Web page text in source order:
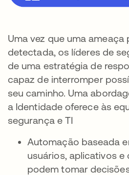
Uma vez que uma ameaça
detectada, os líderes de
de uma estratégia de
capaz de interromper
seu caminho. Uma
a Identidade oferece às
segurança e TI
Automação baseada
usuários, aplicativos
podem tomar